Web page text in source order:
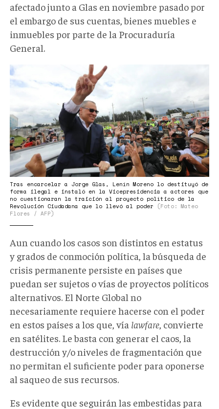
afectado junto a Glas en noviembre pasado por
el embargo de sus cuentas, bienes muebles e
inmuebles por parte de la Procuraduría
General.
Lawfare2022
003.jpeg
Tras encarcelar a Jorge Glas, Lenín Moreno lo destituyó de
forma ilegal e instaló en la Vicepresidencia a actores que
no cuestionaran la traición al proyecto político de la
Revolución Ciudadana que lo llevó al poder
(Foto: Mateo
Flores / AFP)
Aun cuando los casos son distintos en estatus
y grados de conmoción política, la búsqueda de
crisis permanente persiste en países que
puedan ser sujetos o vías de proyectos políticos
alternativos. El Norte Global no
necesariamente requiere hacerse con el poder
en estos países a los que, vía lawfare , convierte
en satélites. Le basta con generar el caos, la
destrucción y/o niveles de fragmentación que
no permitan el suficiente poder para oponerse
al saqueo de sus recursos.
Es evidente que seguirán las embestidas para